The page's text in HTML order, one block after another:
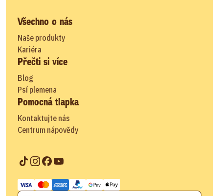
Všechno o nás
Naše produkty
Kariéra
Přečti si více
Blog
Psí plemena
Pomocná tlapka
Kontaktujte nás
Centrum nápovědy